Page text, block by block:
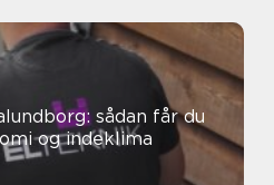
sådan får du
og indeklima